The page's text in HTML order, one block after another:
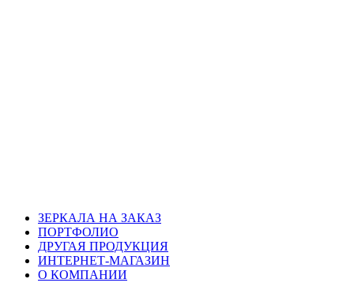
ЗЕРКАЛА НА ЗАКАЗ
ПОРТФОЛИО
ДРУГАЯ ПРОДУКЦИЯ
ИНТЕРНЕТ-МАГАЗИН
О КОМПАНИИ